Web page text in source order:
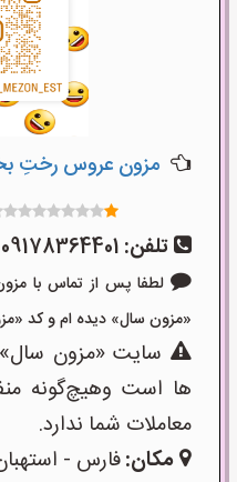
مزون عروس رختِ
تلفن: 09178364401
لطفا پس از تماس با
«مزون سال» دیده ام و کد «مزون-256» را
سایت «مزون
ها است وهیچ‌گونه
معاملات شما ندارد.
مکان:فارس -